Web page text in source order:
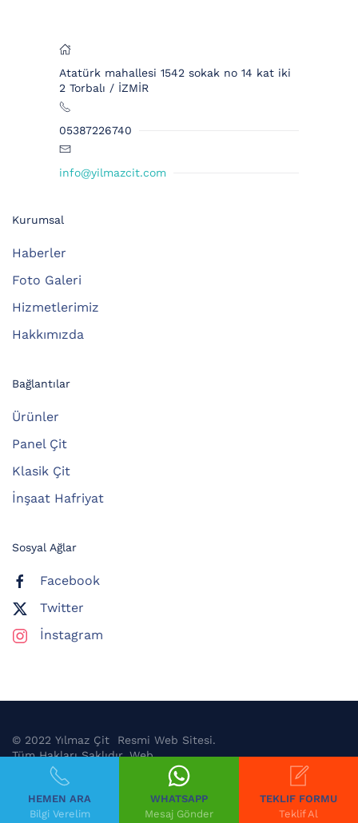
HEMEN ARA
Bilgi Verelim
WHATSAPP
Mesaj Gönder
TEKLIF FORMU
Teklif Al
Atatürk mahallesi 1542 sokak no 14 kat iki
2 Torbalı / İZMİR
05387226740
info@yilmazcit.com
Kurumsal
Haberler
Foto Galeri
Hizmetlerimiz
Hakkımızda
Bağlantılar
Ürünler
Panel Çit
Klasik Çit
İnşaat Hafriyat
Sosyal Ağlar
Facebook
Twitter
İnstagram
© 2022 Yılmaz Çit Resmi Web Sitesi.
Tüm Hakları Saklıdır. Web
Tasarım